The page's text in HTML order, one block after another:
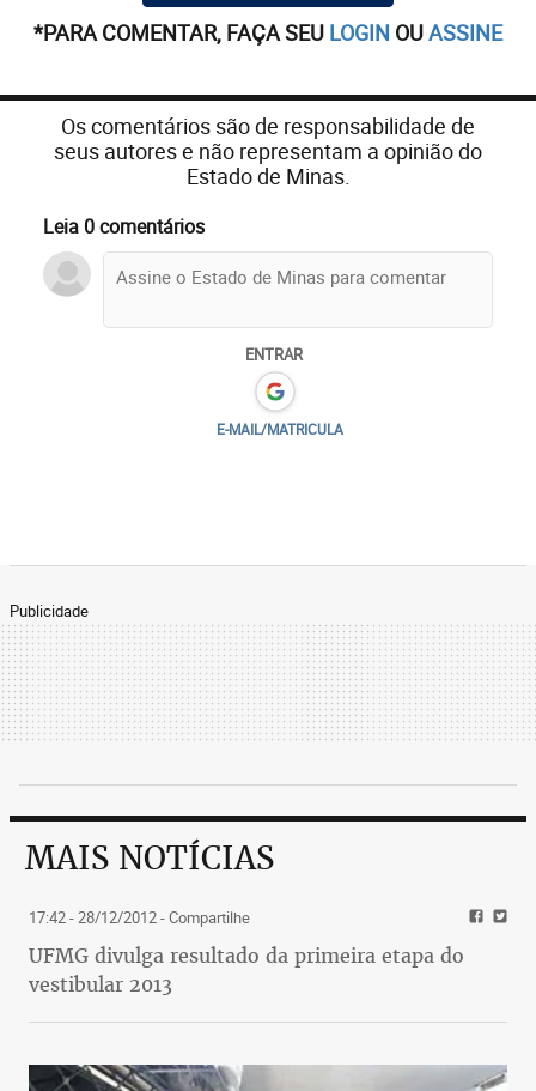
*PARA COMENTAR, FAÇA SEU LOGIN OUASSINE
Os comentários são de responsabilidade de
seus autores e não representam a opinião do
Estado de Minas.
Leia 0 comentários
ENTRAR
E-MAIL/MATRICULA
Publicidade
MAIS NOTÍCIAS
17:42 - 28/12/2012- Compartilhe
UFMG divulga resultado da primeira etapa do
vestibular 2013